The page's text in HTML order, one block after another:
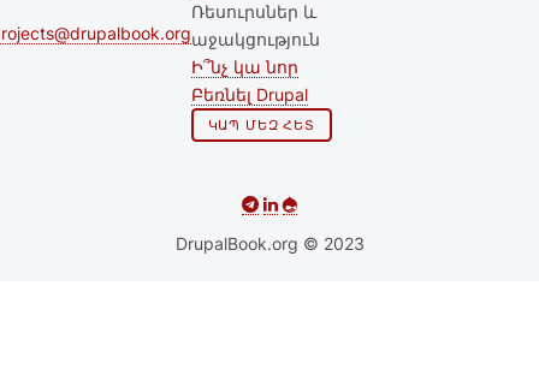
Ռեսուրսներ և
աջակցություն
Ի՞նչ կա նոր
Բեռնել Drupal
ԿԱՊ ՄԵԶ ՀԵՏ
DrupalBook.org © 2023